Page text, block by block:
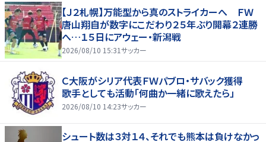
【Ｊ２札幌】万能型から真のストライカーへ ＦＷ
唐山翔自が数字にこだわり２５年ぶり開幕２連勝
へ…１５日にアウェー・新潟戦
2026/08/10 15:31サッカー
Ｃ大阪がシリア代表ＦＷパブロ・サバック獲得
歌手としても活動「何曲か一緒に歌えたら」
2026/08/10 14:23サッカー
シュート数は３対１４、それでも熊本は負けなかっ